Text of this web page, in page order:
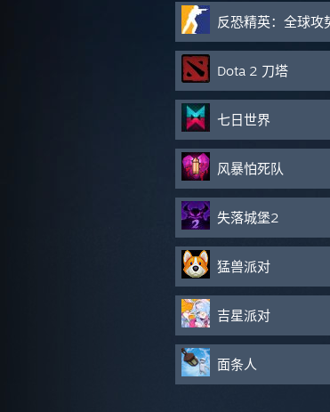
反恐精英：全球攻
Dota 2 刀塔
七日世界
风暴怕死队
失落城堡2
猛兽派对
吉星派对
面条人